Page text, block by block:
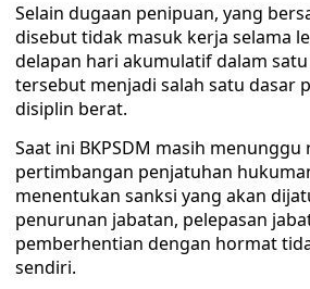
Selain dugaan penipuan, yang
disebut tidak masuk kerja selama
delapan hari akumulatif dalam
tersebut menjadi salah satu dasar
disiplin berat. ‎
Saat ini BKPSDM masih menunggu
pertimbangan penjatuhan
menentukan sanksi yang akan
penurunan jabatan, pelepasan
pemberhentian dengan hormat
sendiri.